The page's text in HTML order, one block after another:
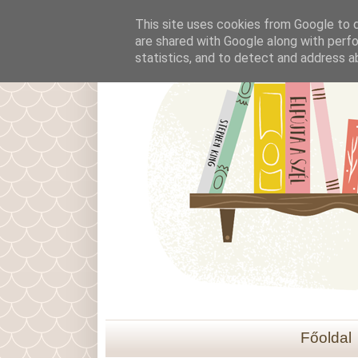
Főoldal
This site uses cookies from Google to
are shared with Google along with
statistics, and to detect and address